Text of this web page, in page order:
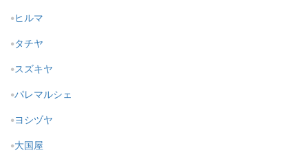
ヒルマ
タチヤ
スズキヤ
パレマルシェ
ヨシヅヤ
大国屋